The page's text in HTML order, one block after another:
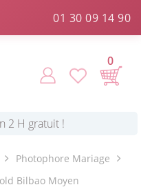
01 30 09 14 90
0
2 H gratuit !
Photophore Mariage
Bilbao Moyen